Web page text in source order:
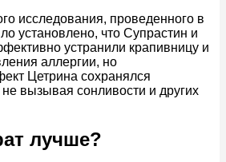
исследования, проведенного в
установлено, что Супрастин и
устранили крапивницу и
аллергии, но
Цетрина сохранялся
вызывая сонливости и других
лучше?